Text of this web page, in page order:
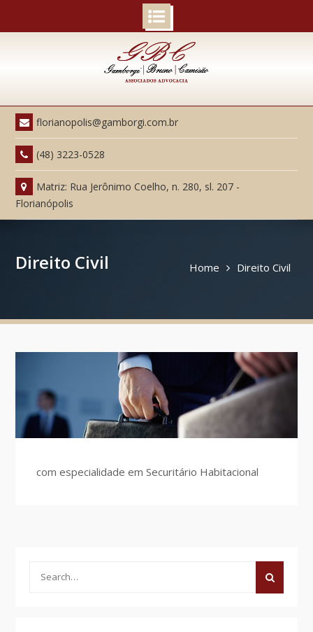
florianopolis@gamborgi.com.br
(48) 3223-0528
Matriz: Rua Jerônimo Coelho, n. 280, sl. 207 -
Florianópolis
Direito Civil Home Direito Civil
com especialidade em Securitário Habitacional